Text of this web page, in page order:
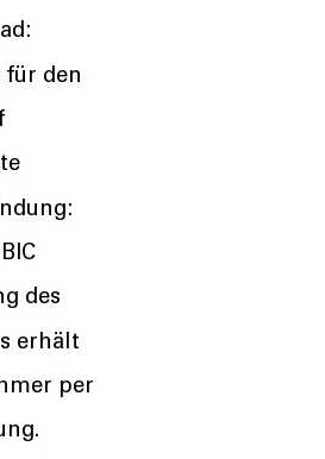
für den
des
erhält
per